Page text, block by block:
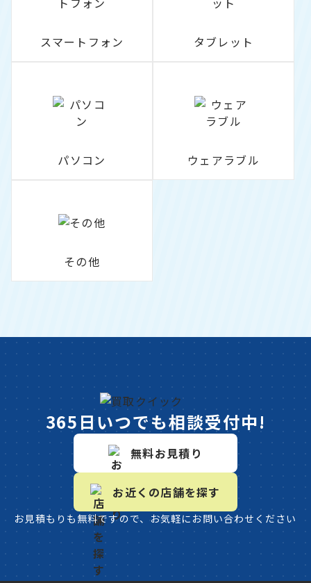
スマートフォン タブレット
パソコン ウェアラブル
その他
365日いつでも相談受付中!
無料お見積り
お近くの店舗を探す
お見積もりも無料ですので、お気軽にお問い合わせください